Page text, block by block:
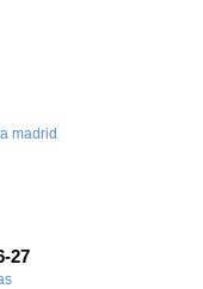
madrid
27
-